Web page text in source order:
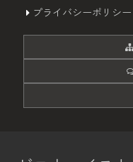
プライバシーポリシー